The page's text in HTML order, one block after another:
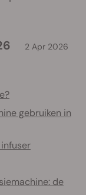
2 Apr 2026
gebruiken in
de